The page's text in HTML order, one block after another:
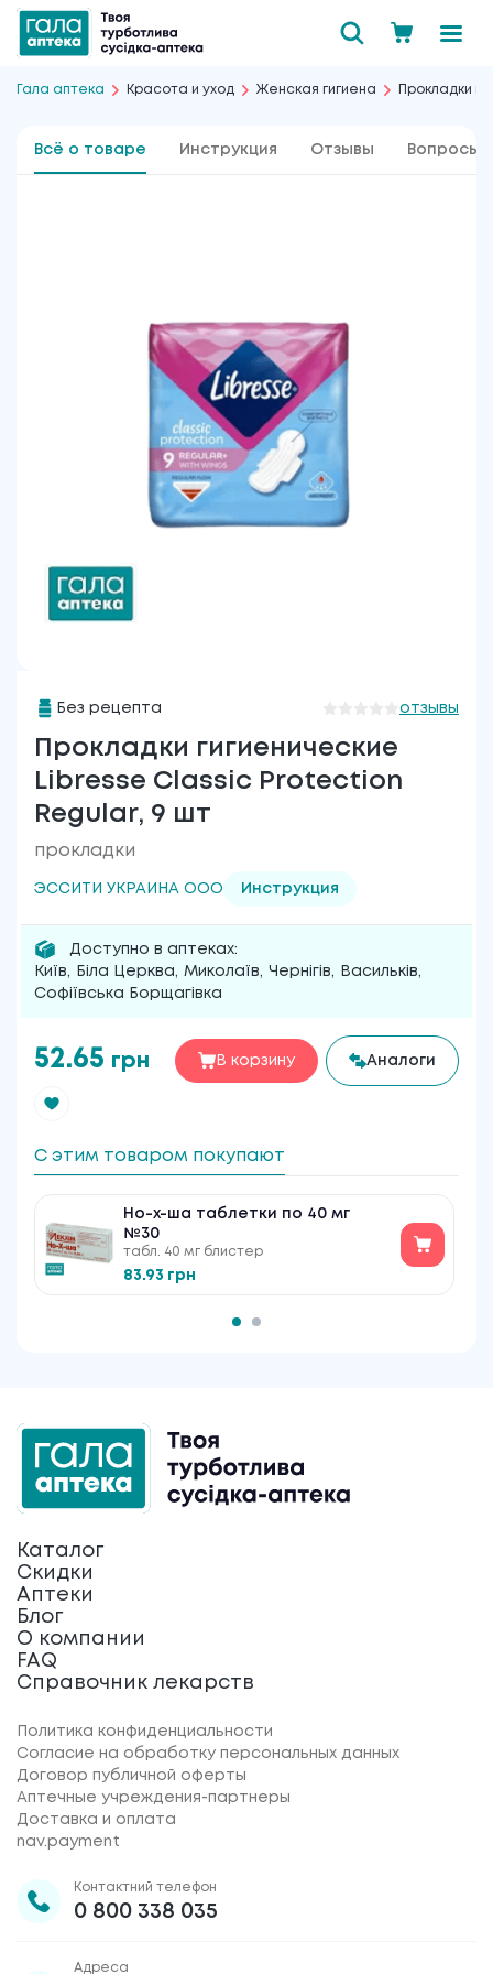
Гала аптека Красота и уход Женская гигиена Прокладки
Всё о товаре Инструкция Отзывы Вопросы
Без рецепта отзывы
Прокладки гигиенические
Libresse Classic Protection
Regular, 9 шт
прокладки
ЭССИТИ УКРАИНА ООО Инструкция
Доступно в аптеках:
Київ, Біла Церква, Миколаїв, Чернігів, Васильків,
Софіївська Борщагівка
52.65 грн В корзину Аналоги
С этим товаром покупают
Но-х-ша таблетки по 40 мг
№30
табл. 40 мг блистер
83.93 грн
Каталог
Скидки
Аптеки
Блог
О компании
FAQ
Справочник лекарств
Политика конфиденциальности
Согласие на обработку персональных данных
Договор публичной оферты
Аптечные учреждения-партнеры
Доставка и оплата
nav.payment
Контактний телефон
0 800 338 035
Адреса